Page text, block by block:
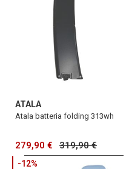
ATALA
Atala batteria folding 313wh
279,90 € 319,90 €
-12%